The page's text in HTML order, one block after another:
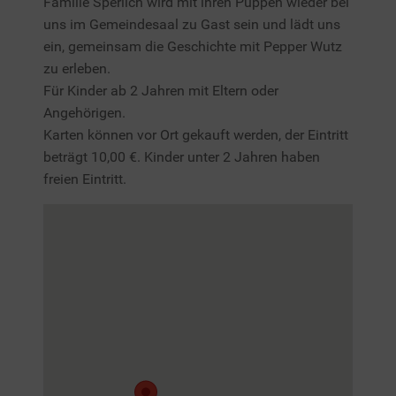
uns im Gemeindesaal zu Gast sein und lädt uns
ein, gemeinsam die Geschichte mit Pepper Wutz
zu erleben.
Für Kinder ab 2 Jahren mit Eltern oder
Angehörigen.
Karten können vor Ort gekauft werden, der Eintritt
beträgt 10,00 €. Kinder unter 2 Jahren haben
freien Eintritt.